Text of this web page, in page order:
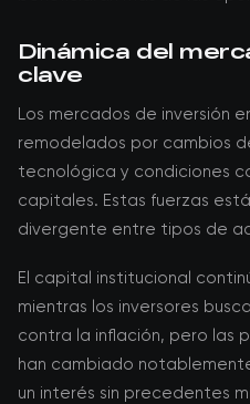
Dinámica del
clave
Los mercados de inversión
remodelados por cambios
tecnológica y condiciones
capitales. Estas fuerzas
divergente entre tipos de
El capital institucional
mientras los inversores
contra la inflación, pero las
han cambiado
un interés sin precedentes